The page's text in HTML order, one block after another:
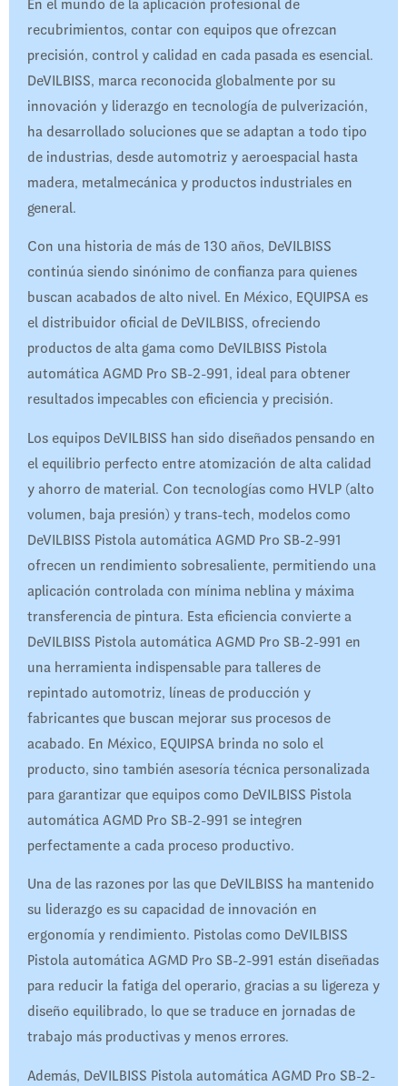
En el mundo de la aplicación profesional de
recubrimientos, contar con equipos que ofrezcan
precisión, control y calidad en cada pasada es esencial.
DeVILBISS, marca reconocida globalmente por su
innovación y liderazgo en tecnología de pulverización,
ha desarrollado soluciones que se adaptan a todo tipo
de industrias, desde automotriz y aeroespacial hasta
madera, metalmecánica y productos industriales en
general.
Con una historia de más de 130 años, DeVILBISS
continúa siendo sinónimo de confianza para quienes
buscan acabados de alto nivel. En México, EQUIPSA es
el distribuidor oficial de DeVILBISS, ofreciendo
productos de alta gama como DeVILBISS Pistola
automática AGMD Pro SB-2-991, ideal para obtener
resultados impecables con eficiencia y precisión.
Los equipos DeVILBISS han sido diseñados pensando en
el equilibrio perfecto entre atomización de alta calidad
y ahorro de material. Con tecnologías como HVLP (alto
volumen, baja presión) y trans-tech, modelos como
DeVILBISS Pistola automática AGMD Pro SB-2-991
ofrecen un rendimiento sobresaliente, permitiendo una
aplicación controlada con mínima neblina y máxima
transferencia de pintura. Esta eficiencia convierte a
DeVILBISS Pistola automática AGMD Pro SB-2-991 en
una herramienta indispensable para talleres de
repintado automotriz, líneas de producción y
fabricantes que buscan mejorar sus procesos de
acabado. En México, EQUIPSA brinda no solo el
producto, sino también asesoría técnica personalizada
para garantizar que equipos como DeVILBISS Pistola
automática AGMD Pro SB-2-991 se integren
perfectamente a cada proceso productivo.
Una de las razones por las que DeVILBISS ha mantenido
su liderazgo es su capacidad de innovación en
ergonomía y rendimiento. Pistolas como DeVILBISS
Pistola automática AGMD Pro SB-2-991 están diseñadas
para reducir la fatiga del operario, gracias a su ligereza y
diseño equilibrado, lo que se traduce en jornadas de
trabajo más productivas y menos errores.
Además, DeVILBISS Pistola automática AGMD Pro SB-2-